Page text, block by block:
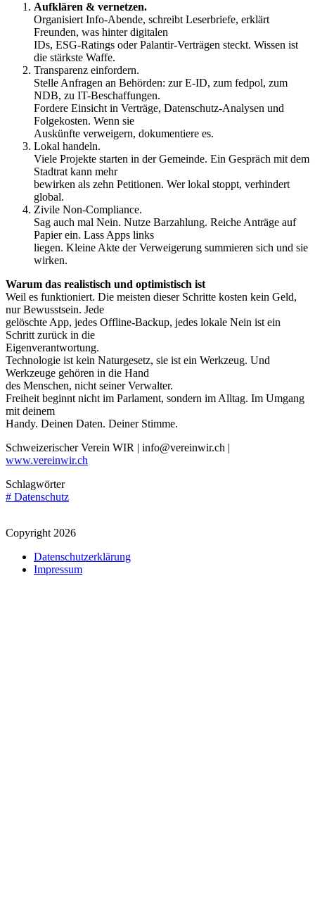
Aufklären & vernetzen.
Organisiert Info-Abende, schreibt Leserbriefe, erklärt
Freunden, was hinter digitalen
IDs, ESG-Ratings oder Palantir-Verträgen steckt. Wissen ist
die stärkste Waffe.
Transparenz einfordern.
Stelle Anfragen an Behörden: zur E-ID, zum fedpol, zum
NDB, zu IT-Beschaffungen.
Fordere Einsicht in Verträge, Datenschutz-Analysen und
Folgekosten. Wenn sie
Auskünfte verweigern, dokumentiere es.
Lokal handeln.
Viele Projekte starten in der Gemeinde. Ein Gespräch mit dem
Stadtrat kann mehr
bewirken als zehn Petitionen. Wer lokal stoppt, verhindert
global.
Zivile Non-Compliance.
Sag auch mal Nein. Nutze Barzahlung. Reiche Anträge auf
Papier ein. Lass Apps links
liegen. Kleine Akte der Verweigerung summieren sich und sie
wirken.
Warum das realistisch und optimistisch ist
Weil es funktioniert. Die meisten dieser Schritte kosten kein Geld,
nur Bewusstsein. Jede
gelöschte App, jedes Offline-Backup, jedes lokale Nein ist ein
Schritt zurück in die
Eigenverantwortung.
Technologie ist kein Naturgesetz, sie ist ein Werkzeug. Und
Werkzeuge gehören in die Hand
des Menschen, nicht seiner Verwalter.
Freiheit beginnt nicht im Parlament, sondern im Alltag. Im Umgang
mit deinem
Handy. Deinen Daten. Deiner Stimme.
Schweizerischer Verein WIR | info@vereinwir.ch |
www.vereinwir.ch
Schlagwörter
# Datenschutz
Copyright 2026
Datenschutz­erklärung
Impressum